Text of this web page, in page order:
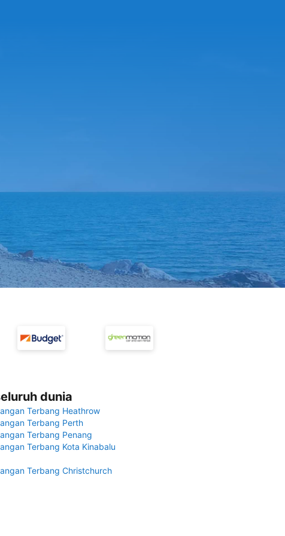
dunia
Terbang Heathrow
Terbang Perth
Terbang Penang
Terbang Kota Kinabalu
Terbang Christchurch